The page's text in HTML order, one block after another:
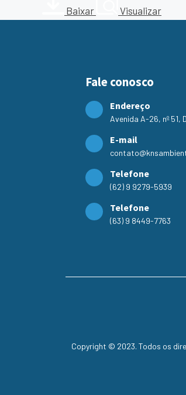
Baixar Visualizar
Fale conosco
Endereço
Avenida A-26, nº 51,
E-mail
Telefone
(62) 9 9279-5939
Telefone
(63) 9 8449-7763
Copyright © 2023. Todos os